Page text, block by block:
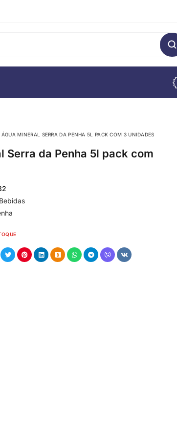
ÁGUA MINERAL SERRA DA PENHA 5L PACK COM 3 UNIDADES
Serra da Penha 5l pack com
Bebidas